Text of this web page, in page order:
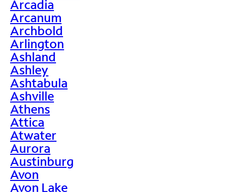
Arcadia
Arcanum
Archbold
Arlington
Ashland
Ashley
Ashtabula
Ashville
Athens
Attica
Atwater
Aurora
Austinburg
Avon
Avon Lake